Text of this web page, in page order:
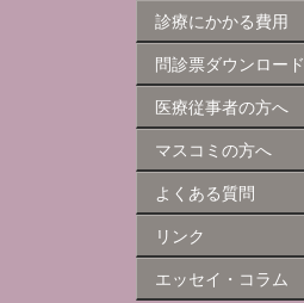
診療にかかる費用
問診票ダウンロード
医療従事者の方へ
マスコミの方へ
よくある質問
リンク
エッセイ・コラム